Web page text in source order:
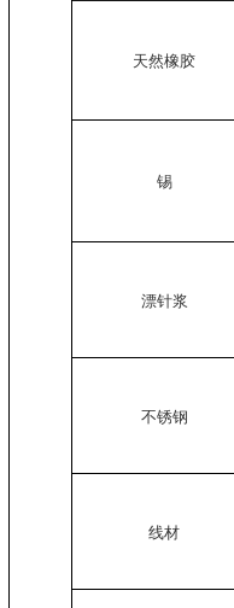
天然橡胶
锡
漂针浆
不锈钢
线材